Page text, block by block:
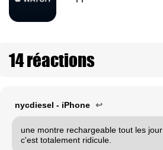
14 réactions
nycdiesel - iPhone ↩
une montre rechargeable tout les jour
c'est totalement ridicule.